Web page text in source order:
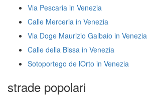
Via Pescaria in Venezia
Calle Merceria in Venezia
Via Doge Maurizio Galbaio in Venezia
Calle della Bissa in Venezia
Sotoportego de lOrto in Venezia
strade popolari